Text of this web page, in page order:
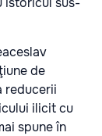
de
reducerii
ilicit cu
spune în